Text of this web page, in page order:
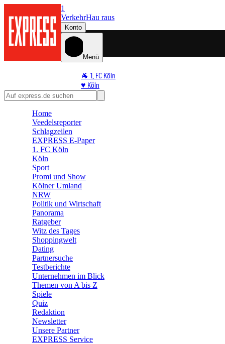
1
VerkehrHau raus
Konto
Menü
🐐 1. FC Köln
♥️ Köln
⭐ Promi
🛒 Shoppingwelt
Home
Veedelsreporter
Schlagzeilen
EXPRESS E-Paper
1. FC Köln
Köln
Sport
Promi und Show
Kölner Umland
NRW
Politik und Wirtschaft
Panorama
Ratgeber
Witz des Tages
Shoppingwelt
Dating
Partnersuche
Testberichte
Unternehmen im Blick
Themen von A bis Z
Spiele
Quiz
Redaktion
Newsletter
Unsere Partner
EXPRESS Service